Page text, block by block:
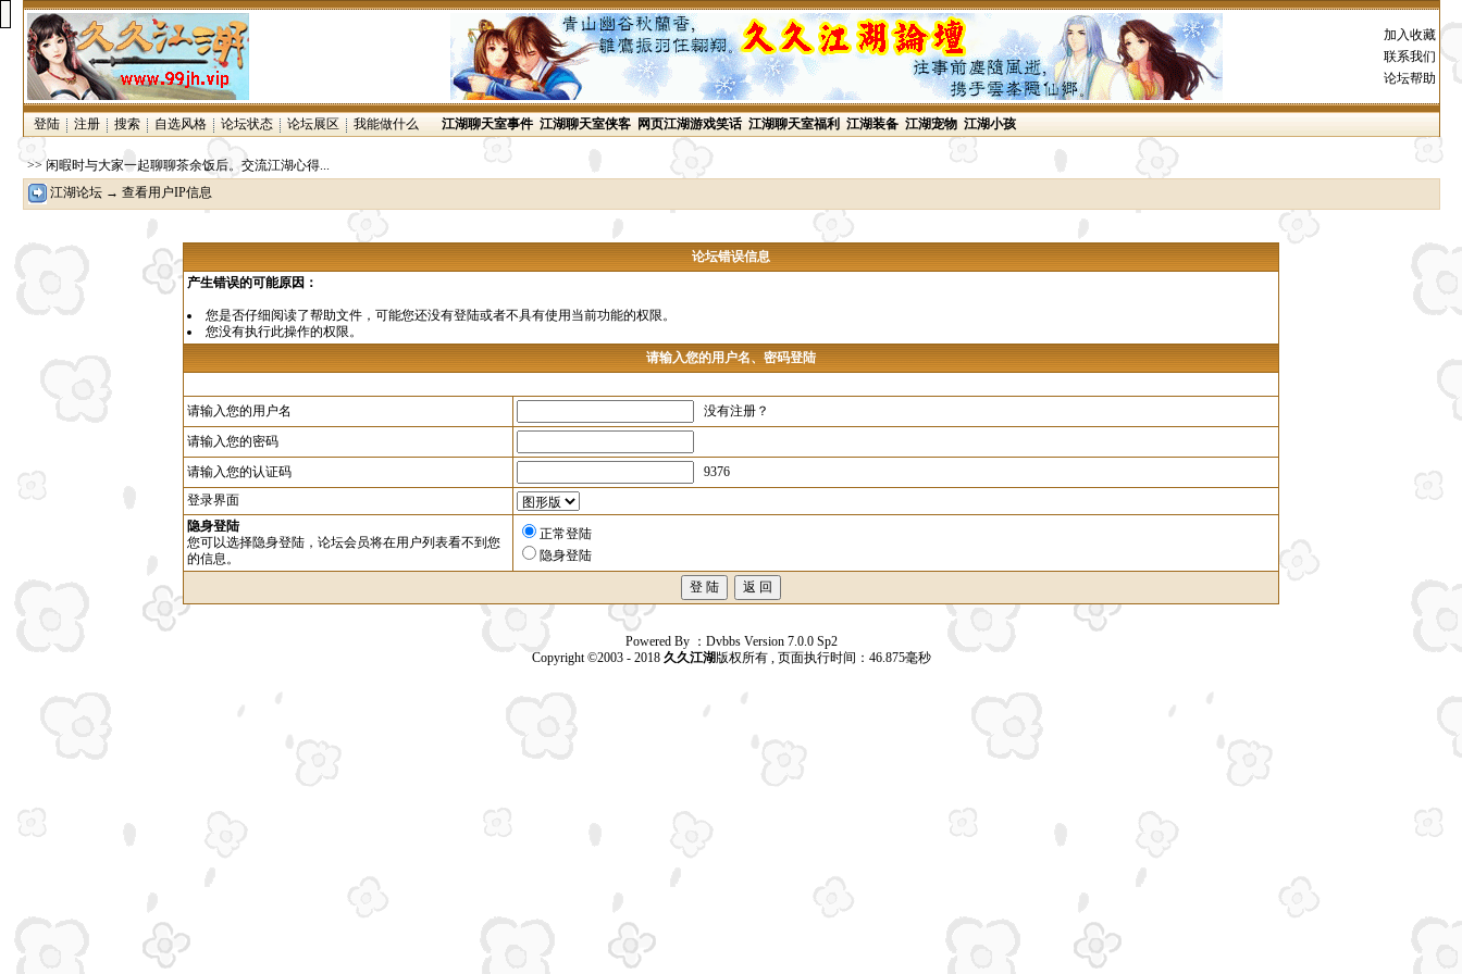
加入收藏
联系我们
论坛帮助
登陆 注册 搜索 自选风格 论坛状态 论坛展区 我能做什么 江湖聊天室事件 江湖聊天室侠客 网页江湖游戏笑话 江湖聊天室福利 江湖装备 江湖宠物 江湖小孩
>> 闲暇时与大家一起聊聊茶余饭后。交流江湖心得...
江湖论坛→ 查看用户IP信息
论坛错误信息
产生错误的可能原因：
您是否仔细阅读了帮助文件 ，可能您还没有登陆或者不具有使用当前功能的权限。
您没有执行此操作的权限。
请输入您的用户名、密码登陆
请输入您的用户名
没有注册？
请输入您的密码
请输入您的认证码
9376
登录界面
隐身登陆
您可以选择隐身登陆，论坛会员将在用户列表看不到您
的信息。
正常登陆
隐身登陆
Powered By ：Dvbbs Version 7.0.0 Sp2
Copyright ©2003 - 2018 久久江湖版权所有 , 页面执行时间：46.875毫秒